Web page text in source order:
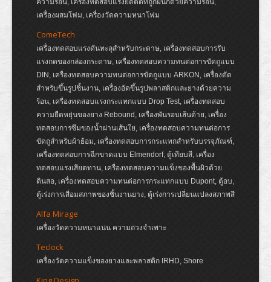
ความร้อน, เครื่องทดสอบแรงยึดติดที่ถูกผนึกด้วยความร้อน,
เครื่องผสมโฟม, เครื่องวัดความหนาโฟม
ComeTech
เครื่องทดสอบแรงดันทะลุสำหรับกระดาษ, เครื่องทดสอบการรับ
แรงกดของกล่องกระดาษ, เครื่องทดสอบความทนต่อการขัดถูแบบ
DIN, เครื่องทดสอบความทนต่อการขัดถูแบบ ARKON, เครื่องตัด
สำหรับขึ้นรูปชิ้นงาน, เครื่องอัดขึ้นรูปพลาสติกและยางด้วยความ
ร้อน, เครื่องทดสอบแรงกระแทกแบบ Drop Test, เครื่องทดสอบ
ความยืดหยุ่นของยาง Rebound, เครื่องพันรอบเส้นด้าย, เครื่อง
ทดสอบการซึมของน้ำผ่านเส้นใย, เครื่องทดสอบความทนต่อการ
ขัดถูสำหรับผ้าย้อม, เครื่องทดสอบการกระแทกสำหรับบรรจุภัณฑ์,
เครื่องทดสอบการฉีกขาดแบบ Elmendorf, ตู้เทียบสี, เครื่อง
ทดสอบแรงเสียดทาน, เครื่องทดสอบความแข็งของพื้นผิวด้วย
ดินสอ, เครื่องทดสอบความทนต่อการกระแทกแบบ Dupont, ตู้อบ,
ตู้เร่งการเสื่อมสภาพของชิ้นงานยาง, ตู้เร่งการเปลี่ยนแปลงสภาพสี
Alfa Mirage
เครื่องวัดความหนาแน่น ความถ่วงจำเพาะ
Teclock
เครื่องวัดความแข็งของยางและพลาสติก IRHD, Shore